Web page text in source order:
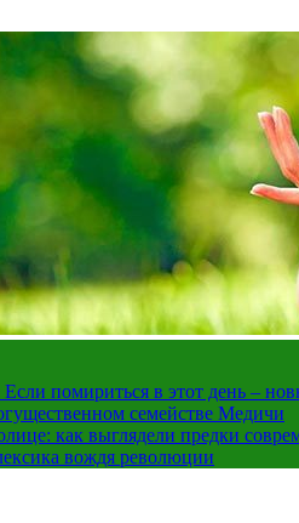
помириться в этот день –
семействе Медичи
как выглядели предки
вождя революции